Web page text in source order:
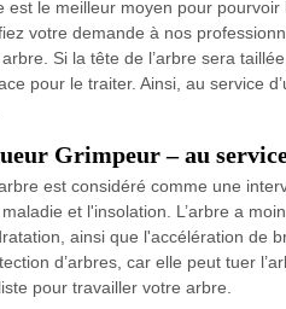
est le meilleur moyen pour
votre demande à nos
Si la tête de l’arbre sera
pour le traiter. Ainsi, au service
Grimpeur – au
est considéré comme une
et l'insolation. L’arbre a
ainsi que l'accélération de
d’arbres, car elle peut tuer
pour travailler votre arbre.